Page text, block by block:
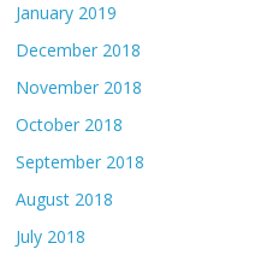
January 2019
December 2018
November 2018
October 2018
September 2018
August 2018
July 2018